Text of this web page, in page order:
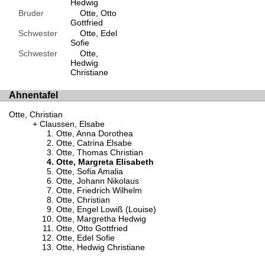
Hedwig
Bruder
Otte, Otto
Gottfried
Schwester
Otte, Edel
Sofie
Schwester
Otte,
Hedwig
Christiane
Ahnentafel
Otte, Christian
Claussen, Elsabe
Otte, Anna Dorothea
Otte, Catrina Elsabe
Otte, Thomas Christian
Otte, Margreta Elisabeth
Otte, Sofia Amalia
Otte, Johann Nikolaus
Otte, Friedrich Wilhelm
Otte, Christian
Otte, Engel Lowiß (Louise)
Otte, Margretha Hedwig
Otte, Otto Gottfried
Otte, Edel Sofie
Otte, Hedwig Christiane